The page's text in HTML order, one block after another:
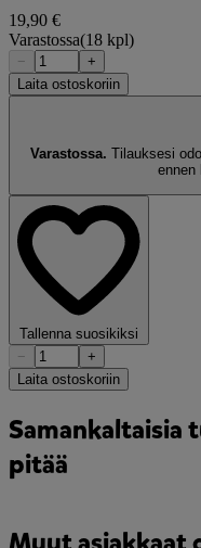
19,90 €
Varastossa(18 kpl)
−
+
Laita ostoskoriin
Varastossa. Tilauksesi
ennen
Tallenna suosikiksi
−
+
Laita ostoskoriin
Samankaltaisia
pitää